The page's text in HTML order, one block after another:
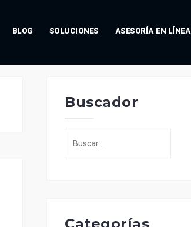
BLOG SOLUCIONES ASESORÍA EN LÍNEA
Buscador